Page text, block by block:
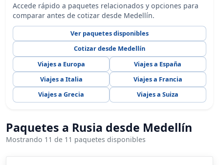
Accede rápido a paquetes relacionados y opciones para
comparar antes de cotizar desde Medellín.
Ver paquetes disponibles
Cotizar desde Medellín
Viajes a Europa
Viajes a España
Viajes a Italia
Viajes a Francia
Viajes a Grecia
Viajes a Suiza
Paquetes a Rusia desde Medellín
Mostrando 11 de 11 paquetes disponibles